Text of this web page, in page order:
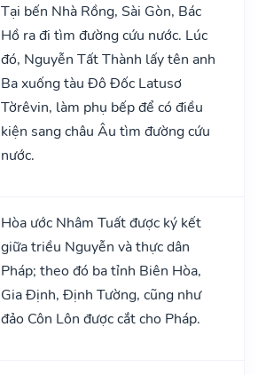
Tại bến Nhà Rồng, Sài Gòn, Bác
Hồ ra đi tìm đường cứu nước. Lúc
đó, Nguyễn Tất Thành lấy tên anh
Ba xuống tàu Đô Đốc Latusơ
Tờrêvin, làm phụ bếp để có điều
kiện sang châu Âu tìm đường cứu
nước.
Hòa ước Nhâm Tuất được ký kết
giữa triều Nguyễn và thực dân
Pháp; theo đó ba tỉnh Biên Hòa,
Gia Định, Định Tường, cũng như
đảo Côn Lôn được cắt cho Pháp.